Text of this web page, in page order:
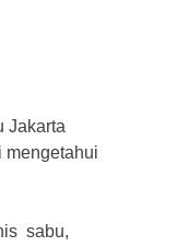
Jakarta
mengetahui
sabu,